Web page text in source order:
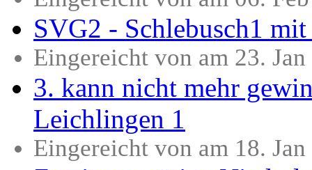
SVG2 - Schlebusch1
Eingereicht von am 23.
3. kann nicht mehr
Leichlingen 1
Eingereicht von am 18.